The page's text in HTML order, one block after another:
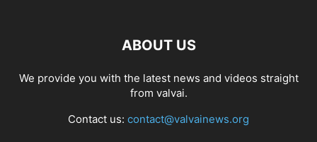
ABOUT US
We provide you with the latest news and videos straight
from valvai.
Contact us: contact@valvainews.org